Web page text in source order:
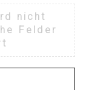
nicht
Felder